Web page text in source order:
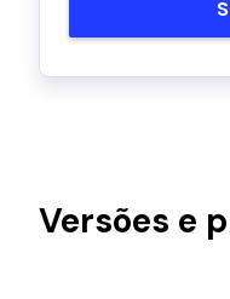
Versões e